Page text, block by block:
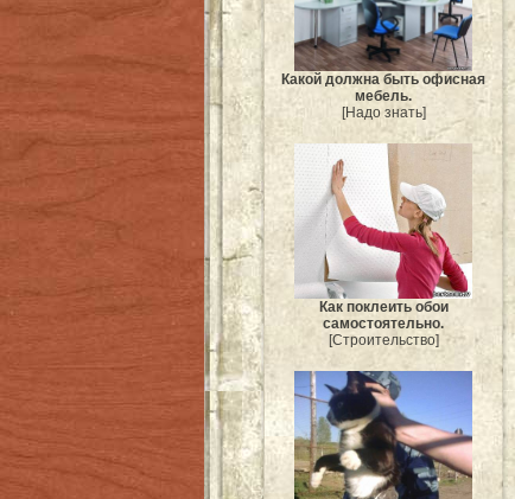
Какой должна быть офисная
мебель.
[Надо знать]
Как поклеить обои
самостоятельно.
[Строительство]